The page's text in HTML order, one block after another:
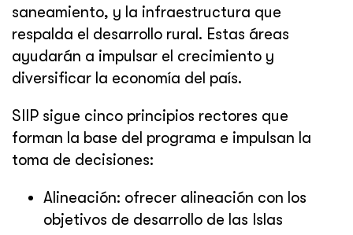
saneamiento, y la infraestructura que
respalda el desarrollo rural. Estas áreas
ayudarán a impulsar el crecimiento y
diversificar la economía del país.
SIIP sigue cinco principios rectores que
forman la base del programa e impulsan la
toma de decisiones:
Alineación: ofrecer alineación con los
objetivos de desarrollo de las Islas